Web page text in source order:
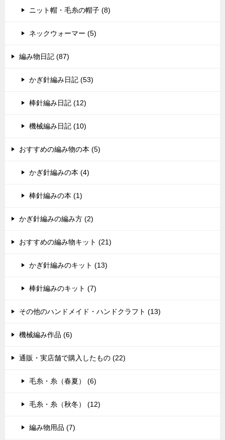
ニット帽・毛糸の帽子 (8)
ネックウォーマー (5)
編み物日記 (87)
かぎ針編み日記 (53)
棒針編み日記 (12)
機械編み日記 (10)
おすすめの編み物の本 (5)
かぎ針編みの本 (4)
棒針編みの本 (1)
かぎ針編みの編み方 (2)
おすすめの編み物キット (21)
かぎ針編みのキット (13)
棒針編みのキット (7)
その他のハンドメイド・ハンドクラフト (13)
機械編み作品 (6)
通販・実店舗で購入したもの (22)
毛糸・糸（春夏） (6)
毛糸・糸（秋冬） (12)
編み物用品 (7)